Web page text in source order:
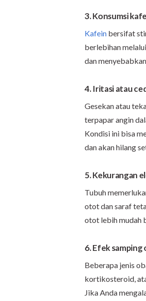
3. Konsumsi
Kafein bersifat
berlebihan melalui
dan
4. Iritasi atau
Gesekan atau
terpapar angin
Kondisi ini bisa
dan akan hilang
5. Kekurangan
Tubuh
otot dan saraf
otot lebih mudah
6. Efek
Beberapa jenis
kortikosteroid,
Jika Anda